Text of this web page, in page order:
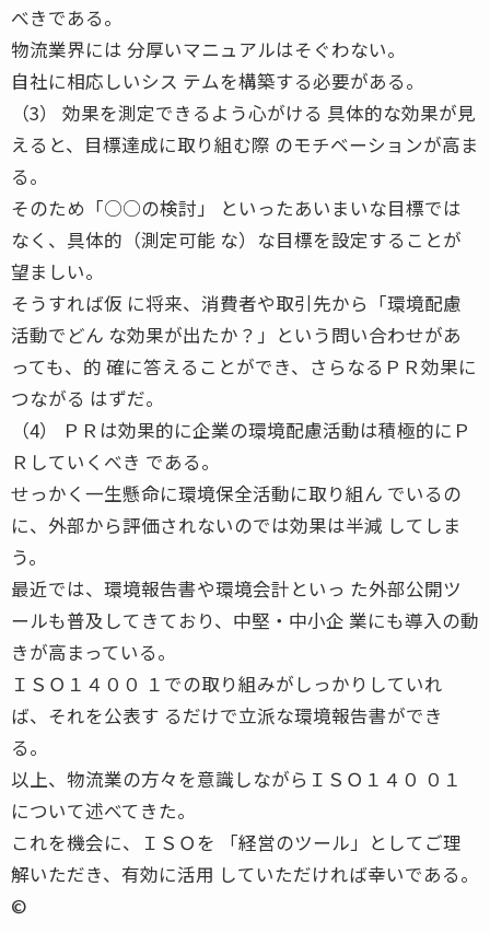
べきである。
物流業界には 分厚いマニュアルはそぐわない。
自社に相応しいシス テムを構築する必要がある。
（3） 効果を測定できるよう心がける 具体的な効果が見
えると、目標達成に取り組む際 のモチベーションが高ま
る。
そのため「○○の検討」 といったあいまいな目標では
なく、具体的（測定可能 な）な目標を設定することが
望ましい。
そうすれば仮 に将来、消費者や取引先から「環境配慮
活動でどん な効果が出たか？」という問い合わせがあ
っても、的 確に答えることができ、さらなるＰＲ効果に
つながる はずだ。
（4） ＰＲは効果的に企業の環境配慮活動は積極的にＰ
Ｒしていくべき である。
せっかく一生懸命に環境保全活動に取り組ん でいるの
に、外部から評価されないのでは効果は半減 してしま
う。
最近では、環境報告書や環境会計といっ た外部公開ツ
ールも普及してきており、中堅・中小企 業にも導入の動
きが高まっている。
ＩＳＯ１４００ １での取り組みがしっかりしていれ
ば、それを公表す るだけで立派な環境報告書ができ
る。
以上、物流業の方々を意識しながらＩＳＯ１４０ ０１
について述べてきた。
これを機会に、ＩＳＯを 「経営のツール」としてご理
解いただき、有効に活用 していただければ幸いである。
©